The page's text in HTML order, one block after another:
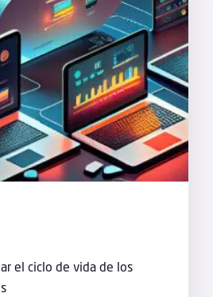
el ciclo de vida de los